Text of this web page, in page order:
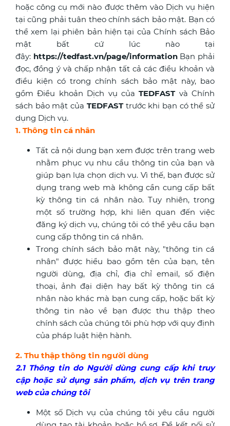
hoặc công cụ mới nào được thêm vào Dịch vụ hiện
tại cũng phải tuân theo chính sách bảo mật. Bạn có
thể xem lại phiên bản hiện tại của Chính sách Bảo
mật bất cứ lúc nào tại
đây: https://tedfast.vn/page/information Bạn phải
đọc, đồng ý và chấp nhận tất cả các điều khoản và
điều kiện có trong chính sách bảo mật này, bao
gồmĐiều khoản Dịch vụ củaTEDFASTvà Chính
sách bảo mật của TEDFASTtrước khi bạn có thể sử
dụng Dịch vụ.
1. Thông tin cá nhân
Tất cả nội dung bạn xem được trên trang web
nhằm phục vụ nhu cầu thông tin của bạn và
giúp bạn lựa chọn dịch vụ. Vì thế, bạn được sử
dụng trang web mà không cần cung cấp bất
kỳ thông tin cá nhân nào. Tuy nhiên, trong
một số trường hợp, khi liên quan đến việc
đăng ký dịch vụ, chúng tôi có thể yêu cầu bạn
cung cấp thông tin cá nhân.
Trong chính sách bảo mật này, "thông tin cá
nhân" được hiểu bao gồm tên của bạn, tên
người dùng, địa chỉ, địa chỉ email, số điện
thoại, ảnh đại diện hay bất kỳ thông tin cá
nhân nào khác mà bạn cung cấp, hoặc bất kỳ
thông tin nào về bạn được thu thập theo
chính sách của chúng tôi phù hợp với quy định
của pháp luật hiện hành.
2. Thu thập thông tin người dùng
2.1 Thông tin do Người dùng cung cấp khi truy
cập hoặc sử dụng sản phẩm, dịch vụ trên trang
web của chúng tôi
Một số Dịch vụ của chúng tôi yêu cầu người